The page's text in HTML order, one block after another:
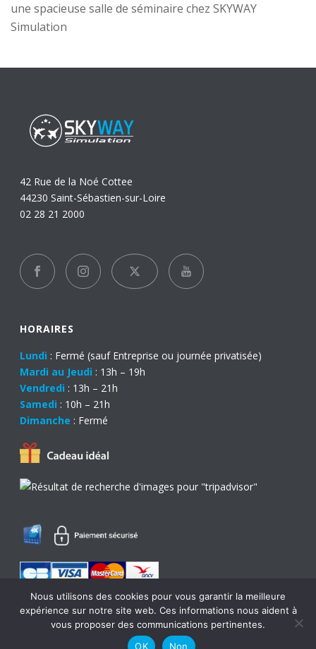
une spacieuse salle de séminaire chez SKYWAY
Simulation
42 Rue de la Noé Cottee
44230 Saint-Sébastien-sur-Loire
02 28 21 2000
HORAIRES
Lundi : Fermé (sauf Entreprise ou journée privatisée)
Mardi au Jeudi : 13h – 19h
Vendredi : 13h – 21h
Samedi : 10h – 21h
Dimanche : Fermé
© Copyright 2017 - CréationCom l'Eléphant
Nous utilisons des cookies pour vous garantir la meilleure
expérience sur notre site web. Ces informations nous aident à
vous proposer des communications pertinentes.
OK
Non